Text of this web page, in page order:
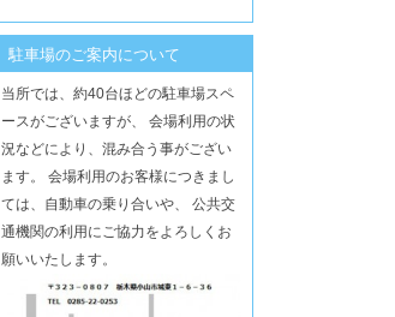
駐車場のご案内について
当所では、約40台ほどの駐車場スペ
ースがございますが、 会場利用の状
況などにより、混み合う事がござい
ます。 会場利用のお客様につきまし
ては、自動車の乗り合いや、 公共交
通機関の利用にご協力をよろしくお
願いいたします。